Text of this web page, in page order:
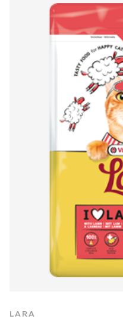
LARA